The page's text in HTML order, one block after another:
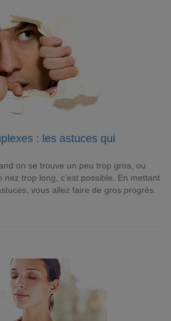
: les astuces qui
on se trouve un peu trop gros, ou
trop long, c’est possible. En mettant
vous allez faire de gros progrès.